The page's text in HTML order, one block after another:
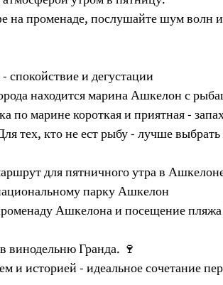
на променаде, послушайте шум волн
и дегустации
находится марина Ашкелон с
по марине короткая и приятная -
тех, кто не ест рыбу - лучше
для пятничного утра в
парку Ашкелон
Ашкелона и посещение
винодельню Гранда. 🍷
и историей - идеальное сочетание